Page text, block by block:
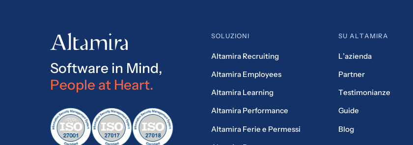
Software in Mind,
People at Heart.
SOLUZIONI
Altamira Recruiting
Altamira Employees
Altamira Learning
Altamira Performance
Altamira Ferie e Permessi
SU ALTAMIRA
L’azienda
Partner
Testimonianze
Guide
Blog